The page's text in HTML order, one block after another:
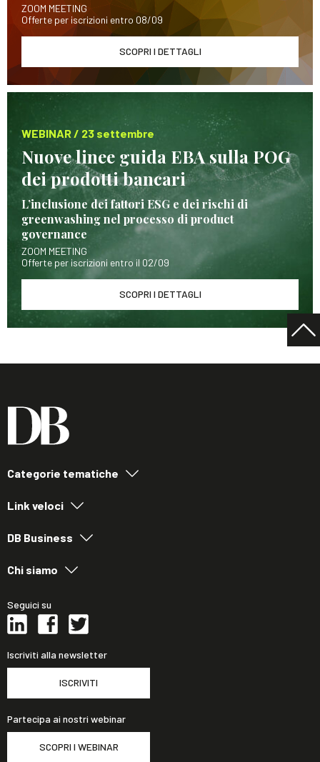
ZOOM MEETING
Offerte per iscrizioni entro 08/09
SCOPRI I DETTAGLI
WEBINAR / 23 settembre
Nuove linee guida EBA sulla POG
dei prodotti bancari
L’inclusione dei fattori ESG e dei rischi di
greenwashing nel processo di product
governance
ZOOM MEETING
Offerte per iscrizioni entro il 02/09
SCOPRI I DETTAGLI
Categorie tematiche
Link veloci
DB Business
Chi siamo
Seguici su
Iscriviti alla newsletter
ISCRIVITI
Partecipa ai nostri webinar
SCOPRI I WEBINAR